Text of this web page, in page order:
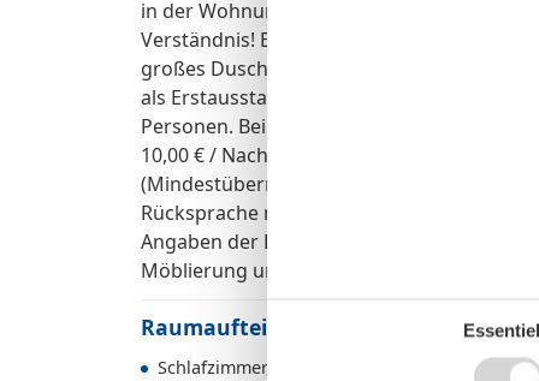
in der Wohnung nicht gestattet, bitte
Verständnis! Ein Wäschepaket (komplette
großes Duschtuch, zwei Handtücher, ein
als Erstausstattung dazu gebucht werden.
Personen. Bei Nutzung mit mehr
10,00 € / Nacht zu beachten.
(Mindestübernachtungen / lückenlose
Rücksprache mit unseren Mitarbeitern
Angaben der Eigentümer, Irrtümer und
Möblierung und Ausstattung können leicht
Raumaufteilung
Schlafzimmer, 2 Personen